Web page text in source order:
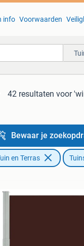
info Voorwaarden
42 resultaten voor
Bewaar je
en Terras